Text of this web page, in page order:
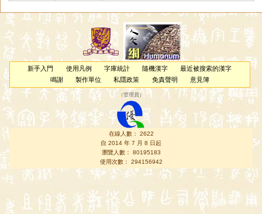
新手入門 使用凡例 字庫統計 隨機漢字
最近被搜索的漢字
鳴謝
製作單位 私隱政策 免責聲明 意見簿
（管理員 ）
在線人數： 2622
自 2014 年 7 月 8 日起
瀏覽人數： 80195183
使用次數： 294156942